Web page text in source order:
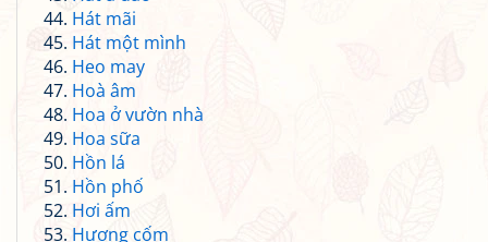
Hát mãi
Hát một mình
Heo may
Hoà âm
Hoa ở vườn nhà
Hoa sữa
Hồn lá
Hồn phố
Hơi ấm
Hương cốm